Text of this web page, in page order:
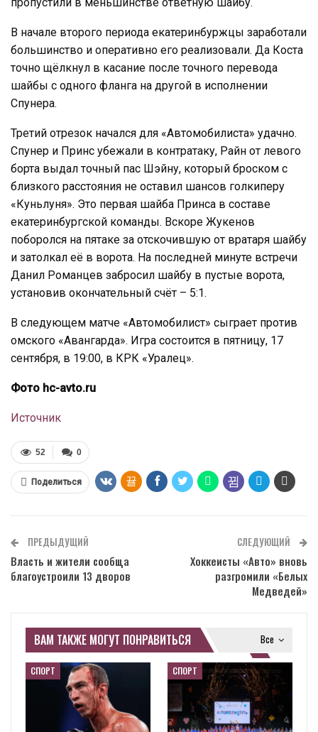
пропустили в меньшинстве ответную шайбу.
В начале второго периода екатеринбуржцы заработали
большинство и оперативно его реализовали. Да Коста
точно щёлкнул в касание после точного перевода
шайбы с одного фланга на другой в исполнении
Спунера.
Третий отрезок начался для «Автомобилиста» удачно.
Спунер и Принс убежали в контратаку, Райн от левого
борта выдал точный пас Шэйну, который броском с
близкого расстояния не оставил шансов голкиперу
«Куньлуня». Это первая шайба Принса в составе
екатеринбургской команды. Вскоре Жукенов
поборолся на пятаке за отскочившую от вратаря шайбу
и затолкал её в ворота. На последней минуте встречи
Данил Романцев забросил шайбу в пустые ворота,
установив окончательный счёт – 5:1.
В следующем матче «Автомобилист» сыграет против
омского «Авангарда». Игра состоится в пятницу, 17
сентября, в 19:00, в КРК «Уралец».
Фото hc-avto.ru
Источник
0
52
Поделиться
ПРЕДЫДУЩИЙ
Власть и жители сообща
благоустроили 13 дворов
СЛЕДУЮЩИЙ
Хоккеисты «Авто» вновь
разгромили «Белых
Медведей»
Все
ВАМ ТАКЖЕ МОГУТ ПОНРАВИТЬСЯ
СПОРТ СПОРТ